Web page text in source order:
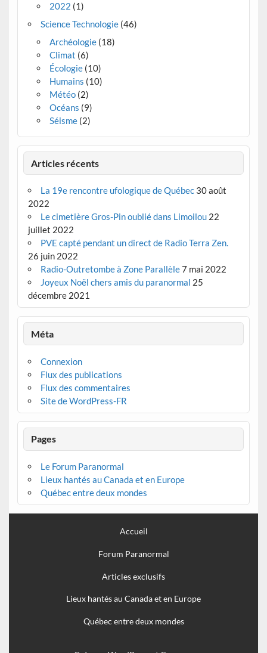
2022 (1)
Science Technologie(46)
Archéologie(18)
Climat (6)
Écologie(10)
Humains (10)
Météo(2)
Océans (9)
Séisme(2)
Articles récents
La 19e rencontre ufologique de Québec 30 août
2022
Le cimetière Gros-Pin oublié dans Limoilou 22
juillet 2022
PVE capté pendant un direct de Radio Terra Zen.
26 juin 2022
Radio-Outretombe à Zone Parallèle7 mai 2022
Joyeux Noël chers amis du paranormal 25
décembre 2021
Méta
Connexion
Flux des publications
Flux des commentaires
Site de WordPress-FR
Pages
Le Forum Paranormal
Lieux hantés au Canada et en Europe
Québec entre deux mondes
Accueil
Forum Paranormal
Articles exclusifs
Lieux hantés au Canada et en Europe
Québec entre deux mondes